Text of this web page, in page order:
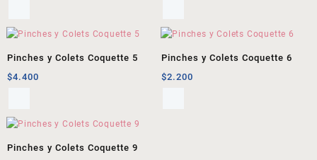
Pinches y Colets Coquette 5
$4.400
Pinches y Colets Coquette 6
$2.200
Pinches y Colets Coquette 9